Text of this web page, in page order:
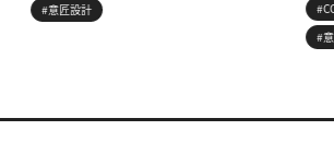
#意匠設計
#意匠設計